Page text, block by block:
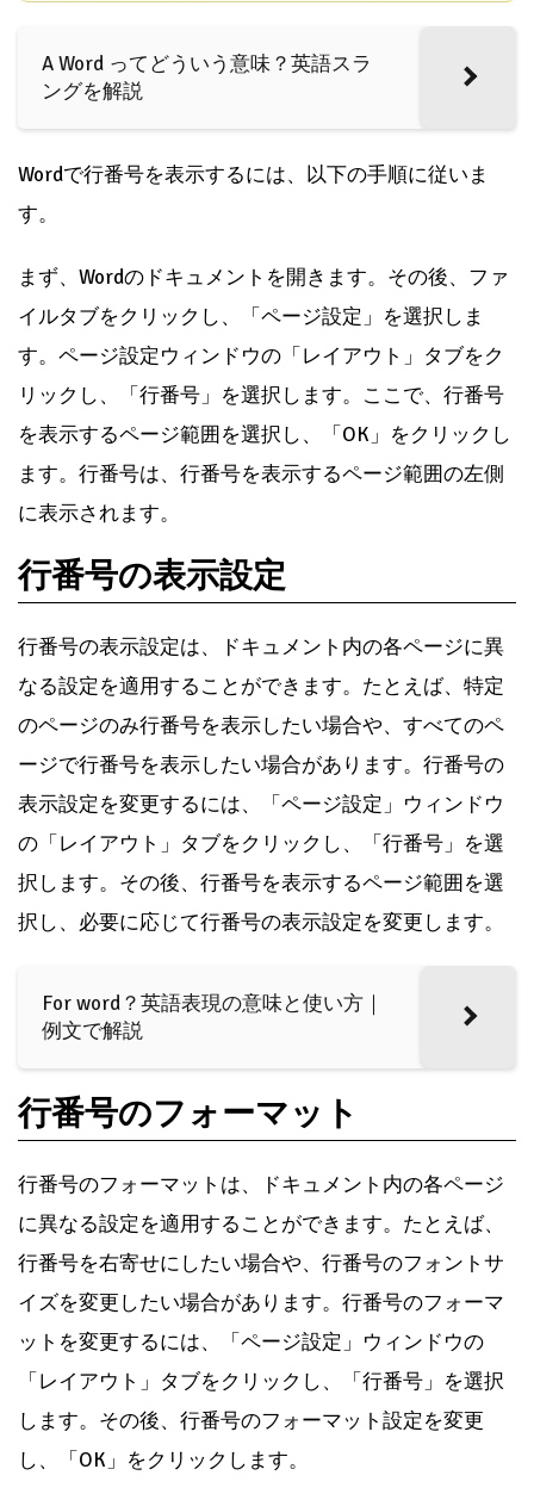
A Word ってどういう意味？英語スラ
ングを解説
Wordで行番号を表示するには、以下の手順に従いま
す。
まず、Wordのドキュメントを開きます。その後、ファ
イルタブをクリックし、「ページ設定」を選択しま
す。ページ設定ウィンドウの「レイアウト」タブをク
リックし、「行番号」を選択します。ここで、行番号
を表示するページ範囲を選択し、「OK」をクリックし
ます。行番号は、行番号を表示するページ範囲の左側
に表示されます。
行番号の表示設定
行番号の表示設定は、ドキュメント内の各ページに異
なる設定を適用することができます。たとえば、特定
のページのみ行番号を表示したい場合や、すべてのペ
ージで行番号を表示したい場合があります。行番号の
表示設定を変更するには、「ページ設定」ウィンドウ
の「レイアウト」タブをクリックし、「行番号」を選
択します。その後、行番号を表示するページ範囲を選
択し、必要に応じて行番号の表示設定を変更します。
For word？英語表現の意味と使い方｜
例文で解説
行番号のフォーマット
行番号のフォーマットは、ドキュメント内の各ページ
に異なる設定を適用することができます。たとえば、
行番号を右寄せにしたい場合や、行番号のフォントサ
イズを変更したい場合があります。行番号のフォーマ
ットを変更するには、「ページ設定」ウィンドウの
「レイアウト」タブをクリックし、「行番号」を選択
します。その後、行番号のフォーマット設定を変更
し、「OK」をクリックします。